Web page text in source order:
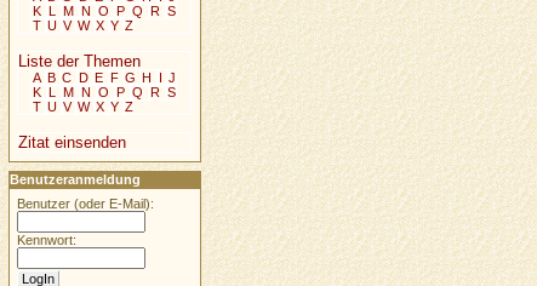
K L M N O P Q R S
T U V W X Y Z
Liste der Themen
A B C D E F G H I J
K L M N O P Q R S
T U V W X Y Z
Zitat einsenden
Benutzeranmeldung
Benutzer (oder E-Mail):
Kennwort: